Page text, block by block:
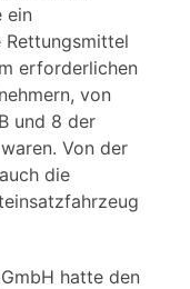
ein
Rettungsmittel
erforderlichen
von
und 8 der
Von der
die
hatte den